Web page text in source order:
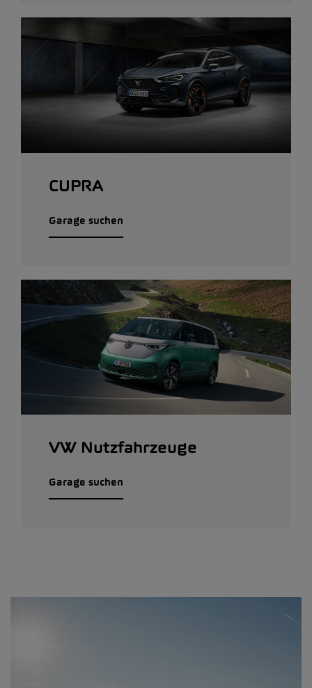
CUPRA
Garage suchen
VW Nutzfahrzeuge
Garage suchen